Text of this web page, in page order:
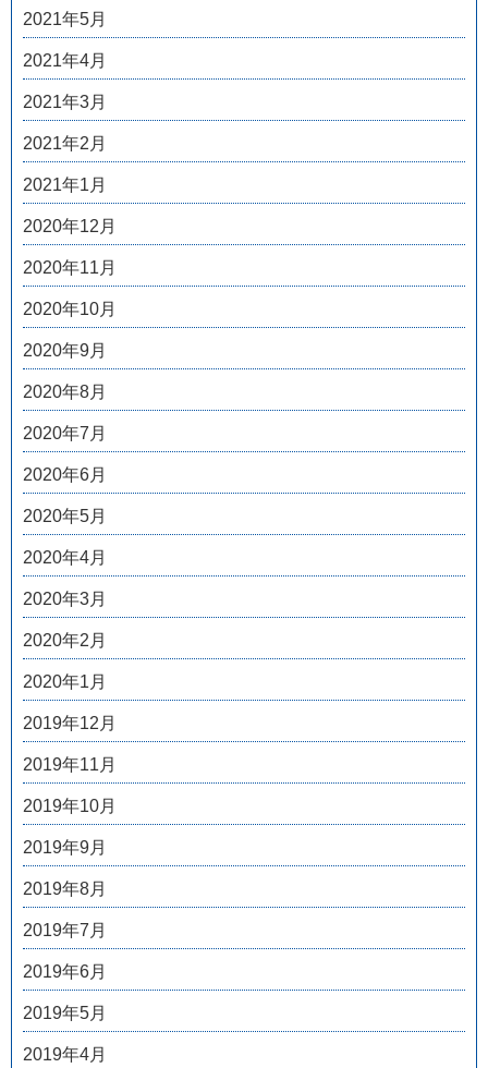
2021年5月
2021年4月
2021年3月
2021年2月
2021年1月
2020年12月
2020年11月
2020年10月
2020年9月
2020年8月
2020年7月
2020年6月
2020年5月
2020年4月
2020年3月
2020年2月
2020年1月
2019年12月
2019年11月
2019年10月
2019年9月
2019年8月
2019年7月
2019年6月
2019年5月
2019年4月